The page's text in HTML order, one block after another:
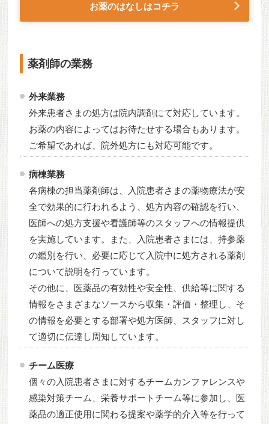
お薬のはなしはコチラ
薬剤師の業務
外来業務
外来患者さまの処方は院内調剤にて対応しています。
お薬の内容によってはお待たせする場合もあります。
ご希望であれば、院外処方にも対応可能です。
病棟業務
各病棟の担当薬剤師は、入院患者さまの薬物療法が安
全で効果的に行われるよう、処方内容の確認を行い、
医師への処方支援や看護師等のスタッフへの情報提供
を実施しています。また、入院患者さまには、持参薬
の鑑別を行い、必要に応じて入院中に処方される薬剤
について説明を行っています。
その他に、医薬品の有効性や安全性、供給等に関する
情報をさまざまなソースから収集・評価・整理し、そ
の情報を必要とする部署や処方医師、スタッフに対し
て適切に伝達し周知しています。
チーム医療
個々の入院患者さまに対するチームカンファレンスや
感染対策チーム、栄養サポートチーム等に参加し、医
薬品の適正使用に関わる提案や薬学的介入等を行って